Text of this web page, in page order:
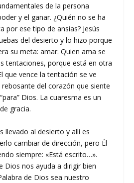
de la persona
y el ganar. ¿Quién no se ha
por ese tipo de ansias? Jesús
del desierto y lo hizo porque
su meta: amar. Quien ama se
tentaciones, porque está en otra
que vence la tentación se ve
del corazón que siente
Dios. La cuaresma es un
gracia.
llevado al desierto y allí es
cambiar de dirección, pero Él
siempre: «Está escrito…».
Dios nos ayuda a dirigir bien
de Dios sea nuestro